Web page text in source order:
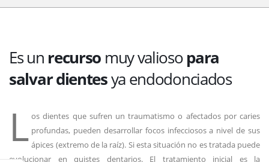
Es un recurso muy valiosopara
salvar dientesya endodonciados
L os dientes que sufren un traumatismo o afectados por caries
profundas, pueden desarrollar focos infecciosos a nivel de sus
ápices (extremo de la raíz). Si esta situación no es tratada puede
evolucionar en quistes dentarios. El tratamiento inicial es la